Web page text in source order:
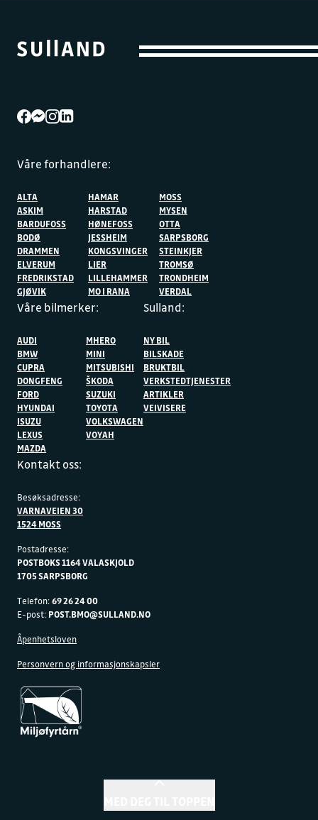
Våre forhandlere:
ALTA
ASKIM
BARDUFOSS
BODØ
DRAMMEN
ELVERUM
FREDRIKSTAD
GJØVIK
HAMAR
HARSTAD
HØNEFOSS
JESSHEIM
KONGSVINGER
LIER
LILLEHAMMER
MO I RANA
MOSS
MYSEN
OTTA
SARPSBORG
STEINKJER
TROMSØ
TRONDHEIM
VERDAL
Våre bilmerker:
AUDI
BMW
CUPRA
DONGFENG
FORD
HYUNDAI
ISUZU
LEXUS
MAZDA
MHERO
MINI
MITSUBISHI
ŠKODA
SUZUKI
TOYOTA
VOLKSWAGEN
VOYAH
Sulland:
NY BIL
BILSKADE
BRUKTBIL
VERKSTEDTJENESTER
ARTIKLER
VEIVISERE
Kontakt oss:
Besøksadresse:
VARNAVEIEN 30
1524 MOSS
Postadresse:
POSTBOKS 1164 VALASKJOLD
1705 SARPSBORG
Telefon:69 26 24 00
E-post: POST.BMO@SULLAND.NO
Åpenhetsloven
Personvern og informasjonskapsler